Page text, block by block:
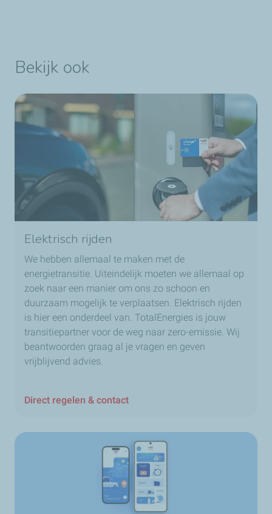
Bekijk ook
Elektrisch rijden
We hebben allemaal te maken met de
energietransitie. Uiteindelijk moeten we allemaal op
zoek naar een manier om ons zo schoon en
duurzaam mogelijk te verplaatsen. Elektrisch rijden
is hier een onderdeel van. TotalEnergies is jouw
transitiepartner voor de weg naar zero-emissie. Wij
beantwoorden graag al je vragen en geven
vrijblijvend advies.
Direct regelen & contact